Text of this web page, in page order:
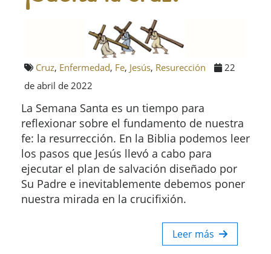
Cruz, Enfermedad, Fe, Jesús, Resurección
22
de abril de 2022
La Semana Santa es un tiempo para
reflexionar sobre el fundamento de nuestra
fe: la resurrección. En la Biblia podemos leer
los pasos que Jesús llevó a cabo para
ejecutar el plan de salvación diseñado por
Su Padre e inevitablemente debemos poner
nuestra mirada en la crucifixión.
Leer más